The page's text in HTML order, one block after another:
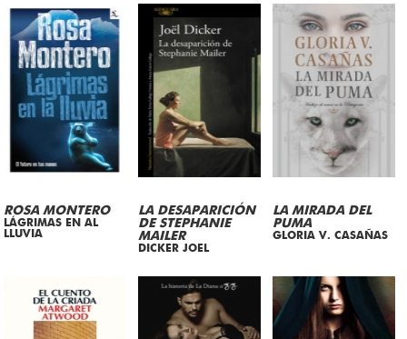
ROSA MONTERO
LÁGRIMAS EN AL
LLUVIA
LA DESAPARICIÓN
DE STEPHANIE
MAILER
DICKER JOEL
LA MIRADA DEL
PUMA
GLORIA V. CASAÑAS